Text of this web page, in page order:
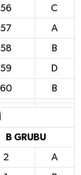
56 C
57 A
58 B
59 D
60 B
B GRUBU
2 A